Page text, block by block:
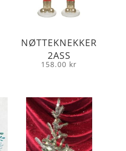
NØTTEKNEKKER
2ASS
158.00 kr